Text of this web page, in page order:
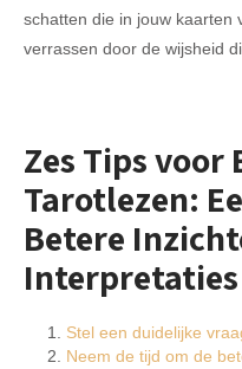
schatten die in jouw kaarten
verrassen door de wijsheid
Zes Tips
Tarotlezen:
Betere
Interpretaties
Stel een duidelijke
Neem de tijd om de